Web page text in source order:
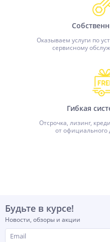
Оказываем услуги по
сервисному
Гибкая
Отсрочка, лизинг,
от официального
Будьте в курсе!
Новости, обзоры и акции